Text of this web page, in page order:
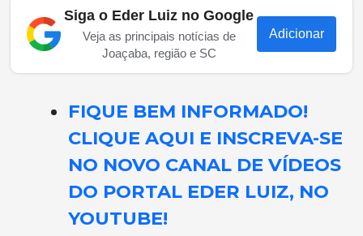
Siga o Eder Luiz no Google
Veja as principais notícias de
Joaçaba, região e SC
Adicionar
FIQUE BEM INFORMADO!
CLIQUE AQUI E INSCREVA-SE
NO NOVO CANAL DE VÍDEOS
DO PORTAL EDER LUIZ, NO
YOUTUBE!